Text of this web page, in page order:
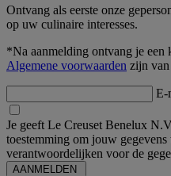
Ontvang als eerste onze
op uw culinaire interesses.
*Na aanmelding ontvang je een
Algemene voorwaarden zijn van
E-
Je geeft Le Creuset Benelux
toestemming om jouw
verantwoordelijken voor de